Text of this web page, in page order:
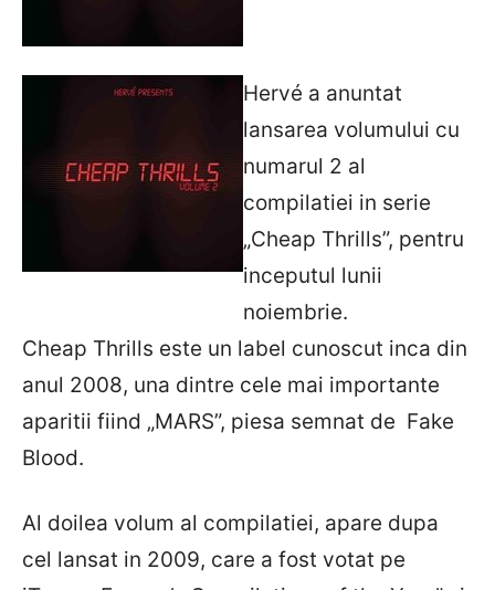
Hervé a anuntat
lansarea volumului cu
numarul 2 al
compilatiei in serie
„Cheap Thrills”, pentru
inceputul lunii
noiembrie.
Cheap Thrills este un label cunoscut inca din
anul 2008, una dintre cele mai importante
aparitii fiind „MARS”, piesa semnat de Fake
Blood.
Al doilea volum al compilatiei, apare dupa
cel lansat in 2009, care a fost votat pe